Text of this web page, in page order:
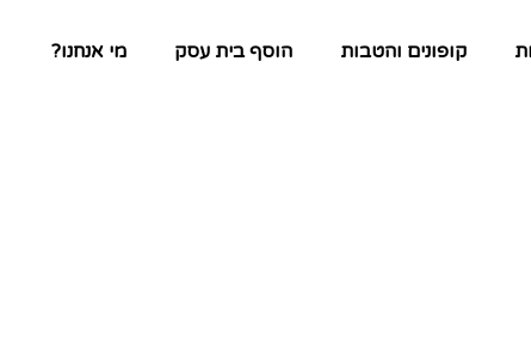
קופונים והטבות הוסף בית עסק מי אנחנו?